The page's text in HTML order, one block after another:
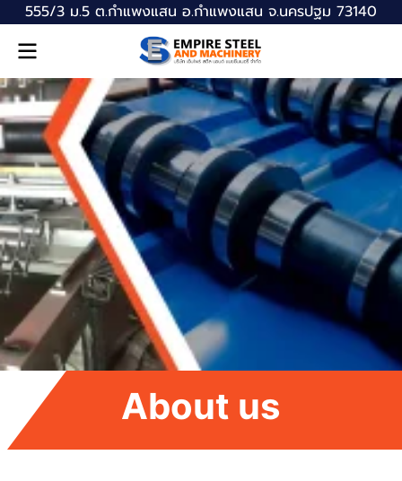
555/3 ม.5 ต.กำแพงแสน อ.กำแพงแสน จ.นครปฐม 73140
About us